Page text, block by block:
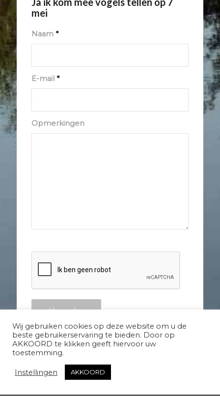
mei
Naam *
E-mail *
Opmerkingen
Wij gebruiken cookies op deze website om u de
beste gebruikerservaring te bieden. Door op
AKKOORD te klikken geeft hiervoor uw
toestemming.
Instellingen AKKOORD